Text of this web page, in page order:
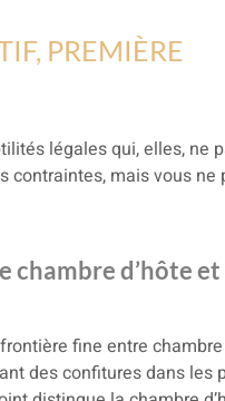
PREMIÈRE
légales qui, elles, ne
contraintes, mais vous ne
d’hôte
fine entre chambre
des confitures dans les